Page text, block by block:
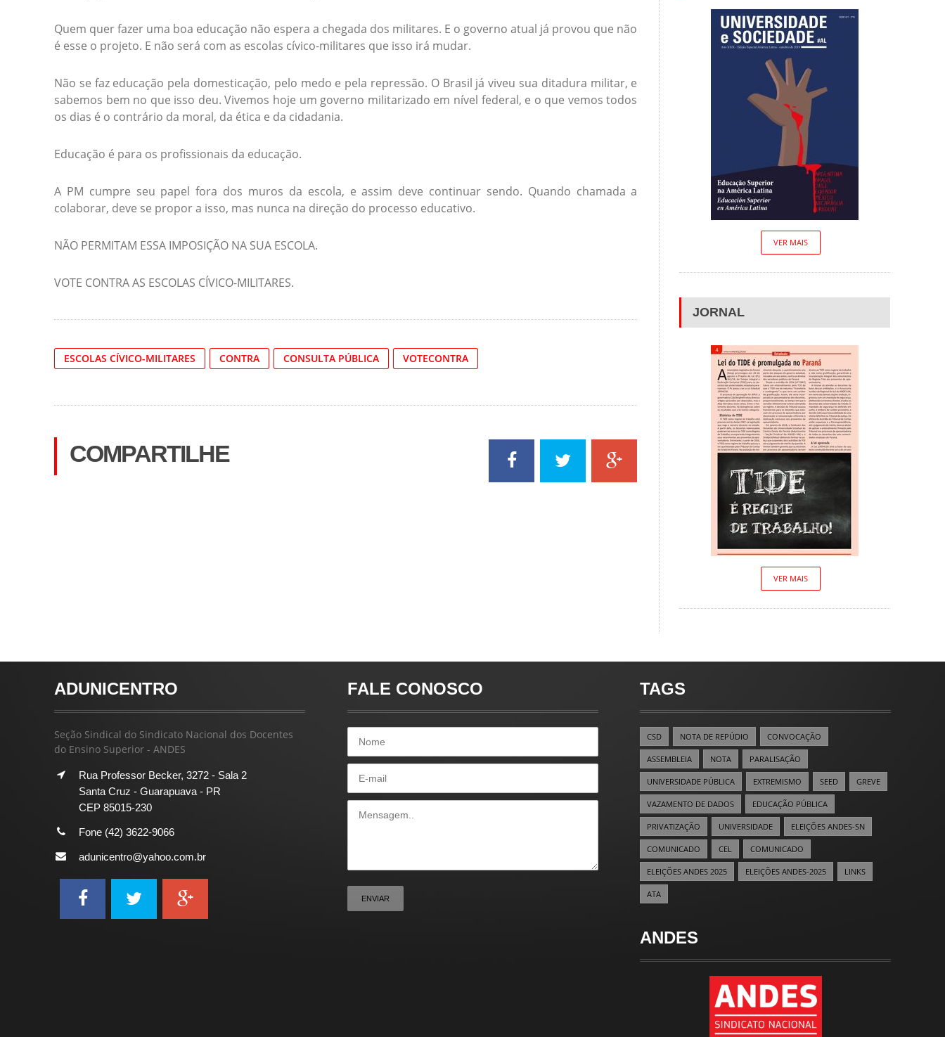
Quem quer fazer uma boa educação não espera a chegada dos militares. E o governo atual já provou que não
é esse o projeto. E não será com as escolas cívico-militares que isso irá mudar.
Não se faz educação pela domesticação, pelo medo e pela repressão. O Brasil já viveu sua ditadura militar, e
sabemos bem no que isso deu. Vivemos hoje um governo militarizado em nível federal, e o que vemos todos
os dias é o contrário da moral, da ética e da cidadania.
Educação é para os profissionais da educação.
A PM cumpre seu papel fora dos muros da escola, e assim deve continuar sendo. Quando chamada a
colaborar, deve se propor a isso, mas nunca na direção do processo educativo.
NÃO PERMITAM ESSA IMPOSIÇÃO NA SUA ESCOLA.
VOTE CONTRA AS ESCOLAS CÍVICO-MILITARES.
ESCOLAS CÍVICO-MILITARES CONTRA CONSULTA PÚBLICA VOTECONTRA
COMPARTILHE
VER MAIS
JORNAL
VER MAIS
ADUNICENTRO
Seção Sindical do Sindicato Nacional dos Docentes
do Ensino Superior - ANDES
Rua Professor Becker, 3272 - Sala 2
Santa Cruz - Guarapuava - PR
CEP 85015-230
Fone (42) 3622-9066
adunicentro@yahoo.com.br
FALE CONOSCO TAGS
CSD NOTA DE REPÚDIO CONVOCAÇÃO
ASSEMBLEIA NOTA PARALISAÇÃO
UNIVERSIDADE PÚBLICA EXTREMISMO SEED GREVE
VAZAMENTO DE DADOS EDUCAÇÃO PÚBLICA
PRIVATIZAÇÃO UNIVERSIDADE ELEIÇÕES ANDES-SN
COMUNICADO CEL COMUNICADO
ELEIÇÕES ANDES 2025 ELEIÇÕES ANDES-2025 LINKS
ATA
ANDES